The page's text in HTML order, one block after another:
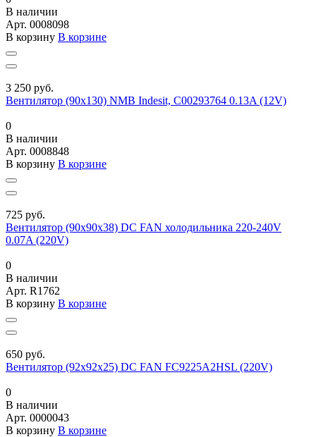
В наличии
Арт. 0008098
В корзину В корзине
3 250 руб.
Вентилятор (90х130) NMB Indesit, C00293764 0.13A (12V)
0
В наличии
Арт. 0008848
В корзину В корзине
725 руб.
Вентилятор (90х90х38) DC FAN холодильника 220-240V
0.07A (220V)
0
В наличии
Арт. R1762
В корзину В корзине
650 руб.
Вентилятор (92х92х25) DC FAN FC9225A2HSL (220V)
0
В наличии
Арт. 0000043
В корзину В корзине